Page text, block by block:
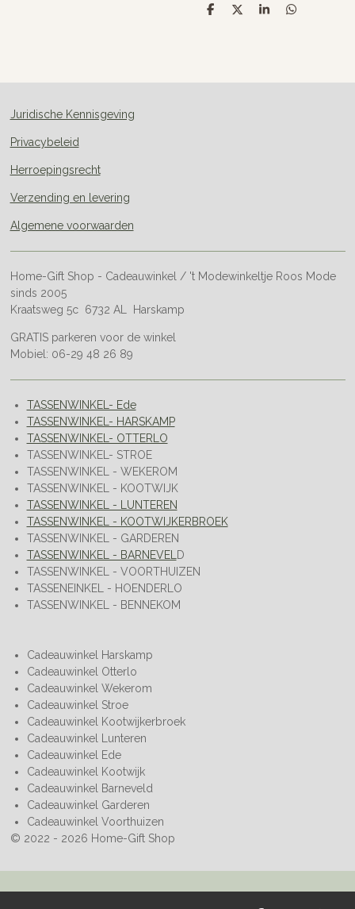
D
D
S
D
Juridische Kennisgeving
Privacybeleid
Herroepingsrecht
Verzending en levering
Algemene voorwaarden
Home-Gift Shop - Cadeauwinkel / 't Modewinkeltje Roos Mode
sinds 2005
Kraatsweg 5c 6732 AL Harskamp
GRATIS parkeren voor de winkel
Mobiel: 06-29 48 26 89
TASSENWINKEL- Ede
TASSENWINKEL- HARSKAMP
TASSENWINKEL- OTTERLO
TASSENWINKEL- STROE
TASSENWINKEL - WEKEROM
TASSENWINKEL - KOOTWIJK
TASSENWINKEL - LUNTEREN
TASSENWINKEL - KOOTWIJKERBROEK
TASSENWINKEL - GARDEREN
TASSENWINKEL - BARNEVEL
D
TASSENWINKEL - VOORTHUIZEN
TASSENEINKEL - HOENDERLO
TASSENWINKEL - BENNEKOM
Cadeauwinkel Harskamp
Cadeauwinkel Otterlo
Cadeauwinkel Wekerom
Cadeauwinkel Stroe
Cadeauwinkel Kootwijkerbroek
Cadeauwinkel Lunteren
Cadeauwinkel Ede
Cadeauwinkel Kootwijk
Cadeauwinkel Barneveld
Cadeauwinkel Garderen
Cadeauwinkel Voorthuizen
© 2022 - 2026 Home-Gift Shop